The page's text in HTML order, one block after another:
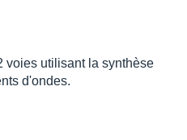
voies utilisant la synthèse
d'ondes.